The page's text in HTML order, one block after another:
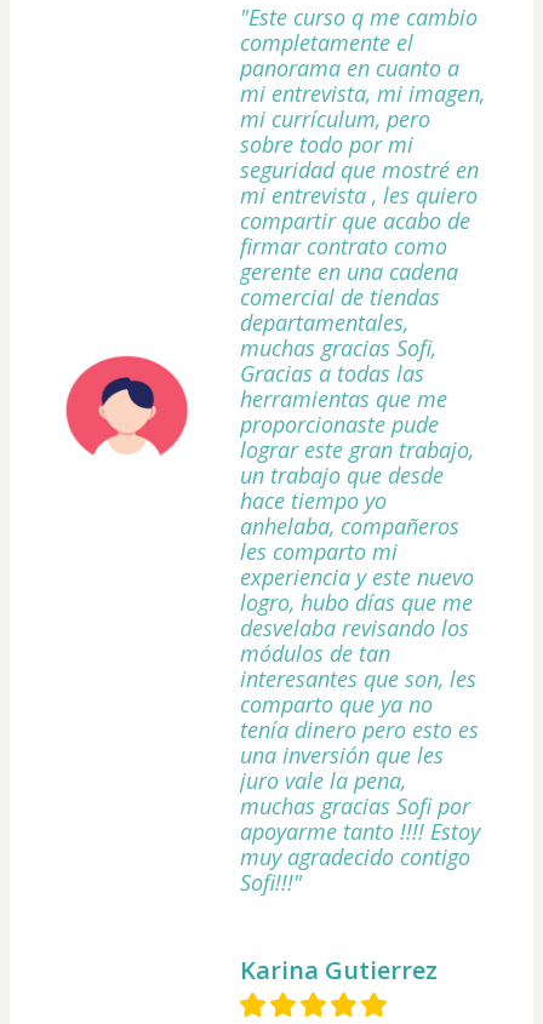
"Este curso q me cambio
completamente el
panorama en cuanto a
mi entrevista, mi imagen,
mi currículum, pero
sobre todo por mi
seguridad que mostré en
mi entrevista , les quiero
compartir que acabo de
firmar contrato como
gerente en una cadena
comercial de tiendas
departamentales,
muchas gracias Sofi,
Gracias a todas las
herramientas que me
proporcionaste pude
lograr este gran trabajo,
un trabajo que desde
hace tiempo yo
anhelaba, compañeros
les comparto mi
experiencia y este nuevo
logro, hubo días que me
desvelaba revisando los
módulos de tan
interesantes que son, les
comparto que ya no
tenía dinero pero esto es
una inversión que les
juro vale la pena,
muchas gracias Sofi por
apoyarme tanto !!!! Estoy
muy agradecido contigo
Sofi!!!"
Karina Gutierrez